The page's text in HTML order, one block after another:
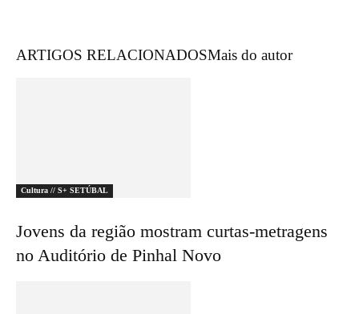
ARTIGOS RELACIONADOSMais do autor
Cultura // S+ SETÚBAL
Jovens da região mostram curtas-metragens
no Auditório de Pinhal Novo